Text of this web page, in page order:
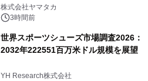
ッズが当たる抽選会を 8月8日に開催
株式会社ヤマタカ
3時間前
世界スポーツシューズ市場調査2026：
2032年222551百万米ドル規模を展望
YH Research株式会社